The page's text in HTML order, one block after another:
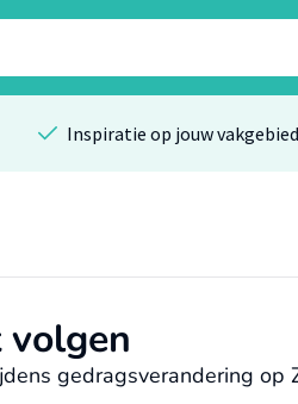
Inspiratie op jouw vakgebied
volgen
gedragsverandering op